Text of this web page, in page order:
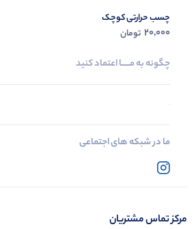
چسب حرارتی کوچک
20,000 تومان
چگونه به مــــــا اعتماد کنید
ما در شبکه های اجتماعی
مرکز تماس مشتریان